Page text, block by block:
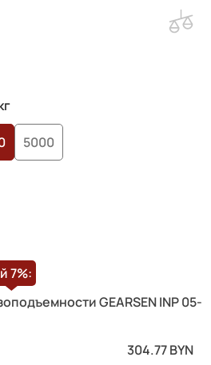
5000
7%:
GEARSEN INP 05-
304.77BYN